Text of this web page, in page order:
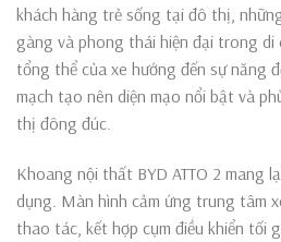
khách hàng trẻ sống tại đô thị,
gàng và phong thái hiện đại trong di
tổng thể của xe hướng đến sự năng
mạch tạo nên diện mạo nổi bật và
thị đông đúc.
Khoang nội thất BYD ATTO 2 mang
dụng. Màn hình cảm ứng trung tâm
thao tác, kết hợp cụm điều khiển tối